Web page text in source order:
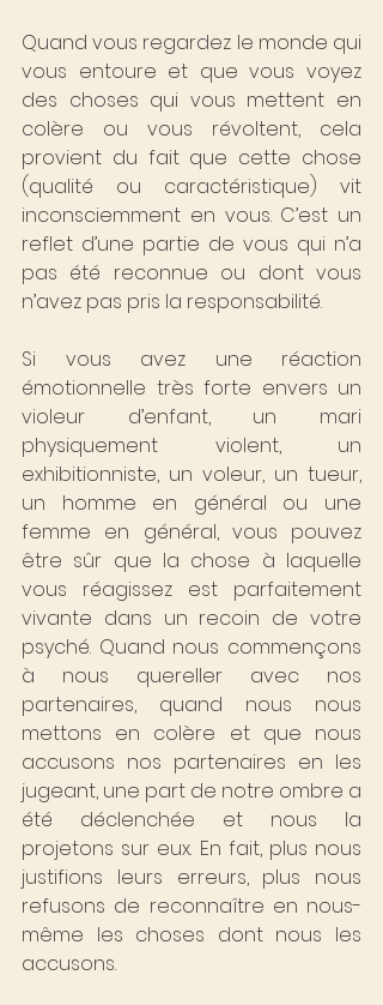
Quand vous regardez le monde qui
vous entoure et que vous voyez
des choses qui vous mettent en
colère ou vous révoltent, cela
provient du fait que cette chose
(qualité ou caractéristique) vit
inconsciemment en vous. C’est un
reflet d’une partie de vous qui n’a
pas été reconnue ou dont vous
n’avez pas pris la responsabilité.
Si vous avez une réaction
émotionnelle très forte envers un
violeur d’enfant, un mari
physiquement violent, un
exhibitionniste, un voleur, un tueur,
un homme en général ou une
femme en général, vous pouvez
être sûr que la chose à laquelle
vous réagissez est parfaitement
vivante dans un recoin de votre
psyché. Quand nous commençons
à nous quereller avec nos
partenaires, quand nous nous
mettons en colère et que nous
accusons nos partenaires en les
jugeant, une part de notre ombre a
été déclenchée et nous la
projetons sur eux. En fait, plus nous
justifions leurs erreurs, plus nous
refusons de reconnaître en nous-
même les choses dont nous les
accusons.